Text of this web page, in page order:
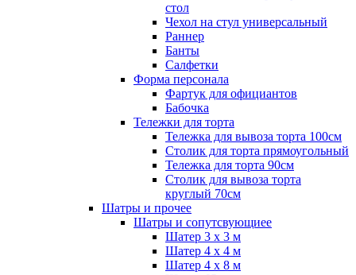
стол
Чехол на стул универсальный
Раннер
Банты
Салфетки
Форма персонала
Фартук для официантов
Бабочка
Тележки для торта
Тележка для вывоза торта 100см
Столик для торта прямоугольный
Тележка для торта 90см
Столик для вывоза торта
круглый 70см
Шатры и прочее
Шатры и сопутсвующиее
Шатер 3 х 3 м
Шатер 4 х 4 м
Шатер 4 х 8 м